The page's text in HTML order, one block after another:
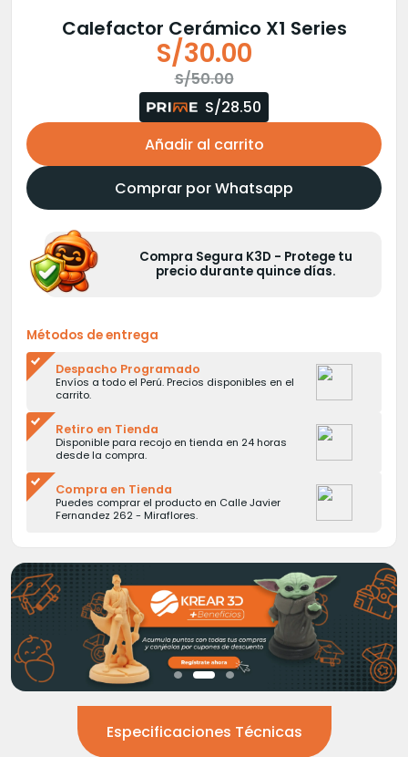
Calefactor Cerámico X1 Series
S/50.00
original
era:
S/50.00.
S/30.00
actual
es:
S/30.00.
S/28.50
Añadir al carrito
Comprar por Whatsapp
Compra Segura K3D - Protege tu
precio durante quince días.
Métodos de entrega
Despacho Programado
Envíos a todo el Perú. Precios disponibles en el
carrito.
Retiro en Tienda
Disponible para recojo en tienda en 24 horas
desde la compra.
Compra en Tienda
Puedes comprar el producto en Calle Javier
Fernandez 262 - Miraflores.
Especificaciones Técnicas